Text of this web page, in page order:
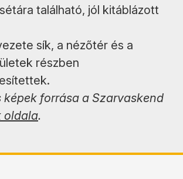
található, jól kitáblázott
sík, a nézőtér és a
részben
képek forrása a Szarvaskend
oldala.